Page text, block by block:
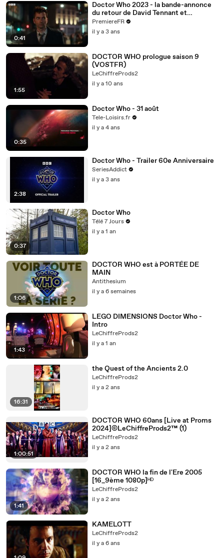
0:41
Doctor Who 2023 - la bande-annonce
du retour de David Tennant et
Catherine Tate
PremiereFR
il y a 3 ans
1:55
DOCTOR WHO prologue saison 9
(VOSTFR)
LeChiffreProds2
il y a 10 ans
0:35
Doctor Who - 31 août
Tele-Loisirs.fr
il y a 4 ans
2:38
Doctor Who - Trailer 60e Anniversaire
SeriesAddict
il y a 3 ans
0:37
Doctor Who
Télé 7 Jours
il y a 1 an
1:06
DOCTOR WHO est à PORTÉE DE
MAIN
Antithesium
il y a 6 semaines
1:43
LEGO DIMENSIONS Doctor Who -
Intro
LeChiffreProds2
il y a 1 an
16:31
the Quest of the Ancients 2.0
LeChiffreProds2
il y a 2 ans
1:00:51
DOCTOR WHO 60ans [Live at Proms
2024]©LeChiffreProds2™ (1)
LeChiffreProds2
il y a 2 ans
1:41
DOCTOR WHO la fin de l'Ere 2005
[16_9ème 1080p]ᴴᴰ
LeChiffreProds2
il y a 2 ans
KAMELOTT
LeChiffreProds2
il y a 6 ans